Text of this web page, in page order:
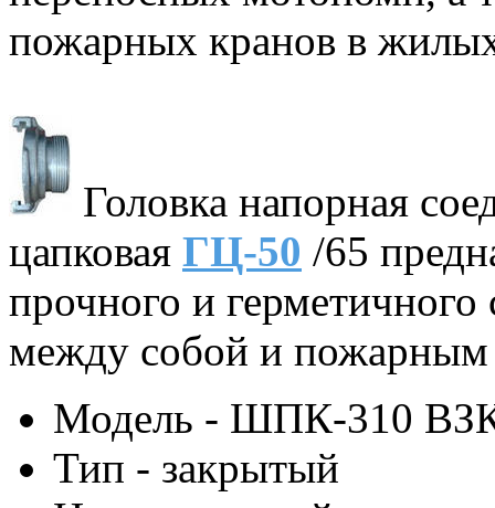
пожарных кранов в
Головка напорная
цапковая ГЦ-50 /65
прочного и
между собой и пожарным
Модель - ШПК-310
Тип - закрытый